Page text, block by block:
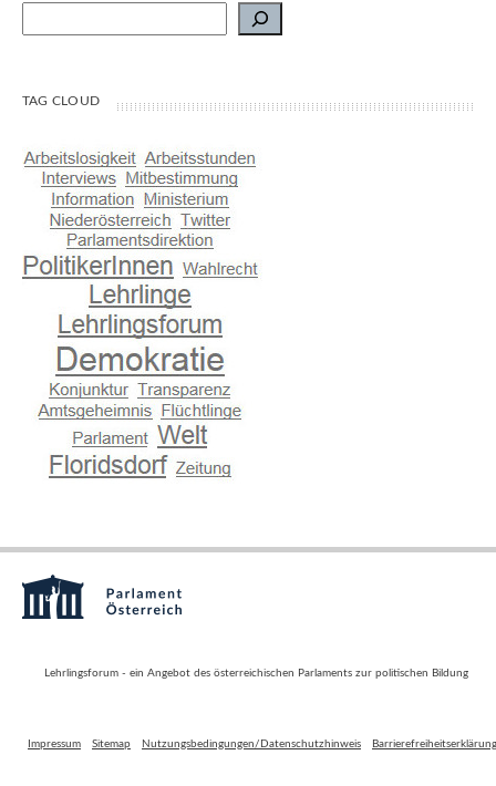
Suchen
TAG CLOUD
Lehrlingsforum - ein Angebot des österreichischen Parlaments zur politischen Bildung
Impressum Sitemap Nutzungsbedingungen/Datenschutzhinweis Barrierefreiheitserklärung